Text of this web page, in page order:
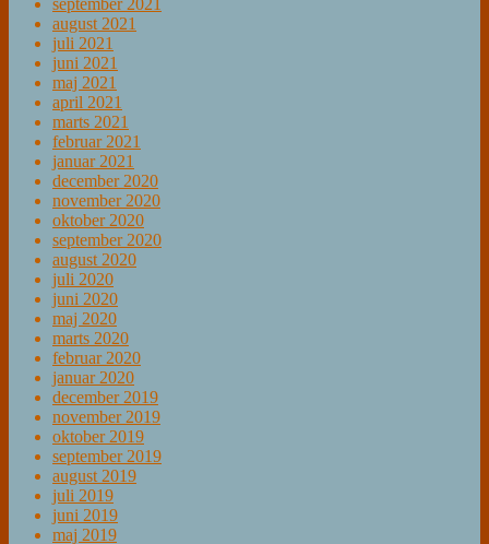
august 2021
juli 2021
juni 2021
maj 2021
april 2021
marts 2021
februar 2021
januar 2021
december 2020
november 2020
oktober 2020
september 2020
august 2020
juli 2020
juni 2020
maj 2020
marts 2020
februar 2020
januar 2020
december 2019
november 2019
oktober 2019
september 2019
august 2019
juli 2019
juni 2019
maj 2019